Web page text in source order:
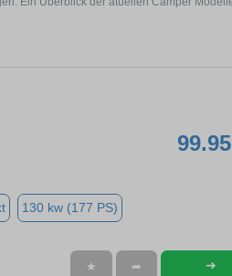
130 kw (177 PS)
★ ➦ ➜